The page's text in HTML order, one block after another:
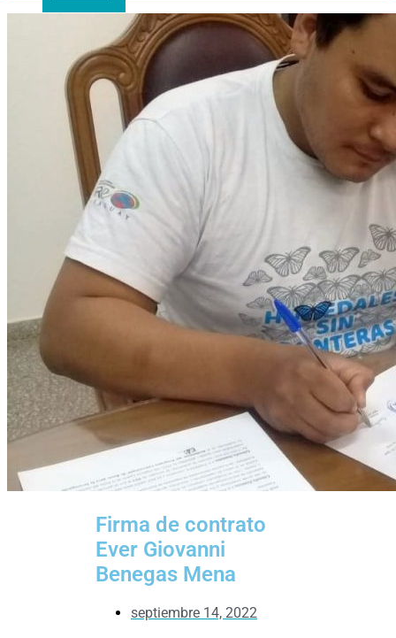
Firma de contrato
Ever Giovanni
Benegas Mena
septiembre 14, 2022